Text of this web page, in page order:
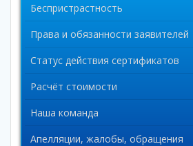
Беспристрастность
Права и обязанности заявителей
Статус действия сертификатов
Расчёт стоимости
Наша команда
Апелляции, жалобы, обращения